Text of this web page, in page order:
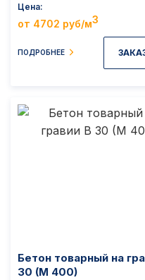
Цена
от 4702 руб/м3
ПОДРОБНЕЕ
Бетон товарный на
30 (M 400)